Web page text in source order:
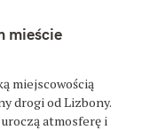
mieście
miejscowością
drogi od Lizbony.
atmosferę i